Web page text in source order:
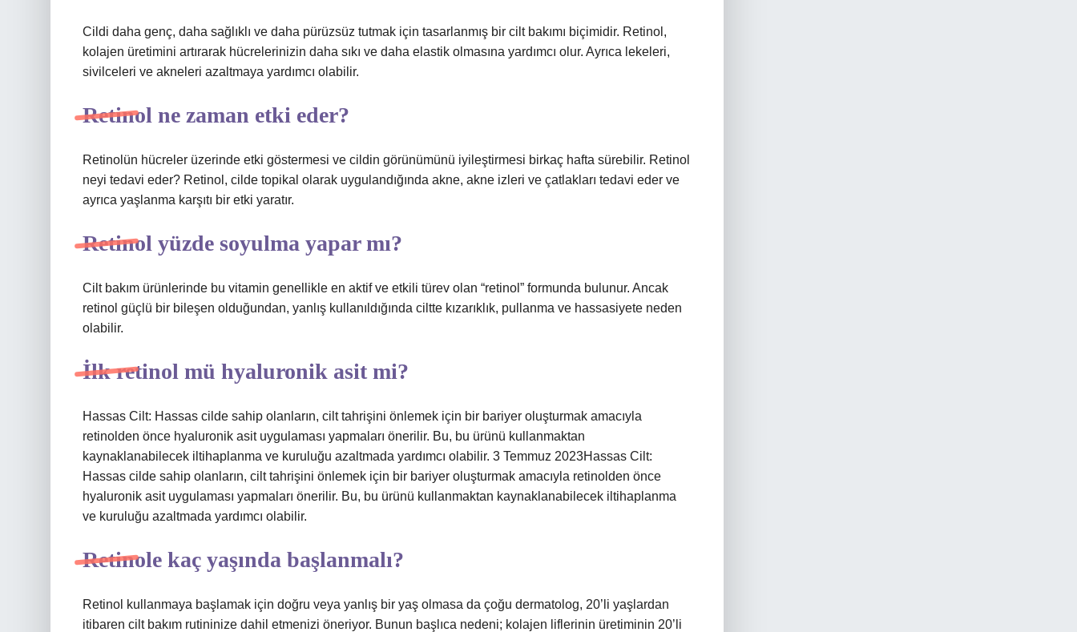
Cildi daha genç, daha sağlıklı ve daha pürüzsüz tutmak için tasarlanmış bir cilt bakımı biçimidir. Retinol,
kolajen üretimini artırarak hücrelerinizin daha sıkı ve daha elastik olmasına yardımcı olur. Ayrıca lekeleri,
sivilceleri ve akneleri azaltmaya yardımcı olabilir.
Retinol ne zaman etki eder?
Retinolün hücreler üzerinde etki göstermesi ve cildin görünümünü iyileştirmesi birkaç hafta sürebilir. Retinol
neyi tedavi eder? Retinol, cilde topikal olarak uygulandığında akne, akne izleri ve çatlakları tedavi eder ve
ayrıca yaşlanma karşıtı bir etki yaratır.
Retinol yüzde soyulma yapar mı?
Cilt bakım ürünlerinde bu vitamin genellikle en aktif ve etkili türev olan “retinol” formunda bulunur. Ancak
retinol güçlü bir bileşen olduğundan, yanlış kullanıldığında ciltte kızarıklık, pullanma ve hassasiyete neden
olabilir.
İlk retinol mü hyaluronik asit mi?
Hassas Cilt: Hassas cilde sahip olanların, cilt tahrişini önlemek için bir bariyer oluşturmak amacıyla
retinolden önce hyaluronik asit uygulaması yapmaları önerilir. Bu, bu ürünü kullanmaktan
kaynaklanabilecek iltihaplanma ve kuruluğu azaltmada yardımcı olabilir. 3 Temmuz 2023Hassas Cilt:
Hassas cilde sahip olanların, cilt tahrişini önlemek için bir bariyer oluşturmak amacıyla retinolden önce
hyaluronik asit uygulaması yapmaları önerilir. Bu, bu ürünü kullanmaktan kaynaklanabilecek iltihaplanma
ve kuruluğu azaltmada yardımcı olabilir.
Retinole kaç yaşında başlanmalı?
Retinol kullanmaya başlamak için doğru veya yanlış bir yaş olmasa da çoğu dermatolog, 20’li yaşlardan
itibaren cilt bakım rutininize dahil etmenizi öneriyor. Bunun başlıca nedeni; kolajen liflerinin üretiminin 20’li